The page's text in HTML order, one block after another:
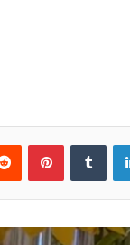
لينكدإن